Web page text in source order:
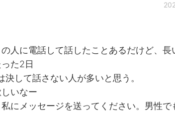
人に電話して話したことあるだけど、長
た2日
して話さない人が多いと思う。
いなー
にメッセージを送ってください。男性で